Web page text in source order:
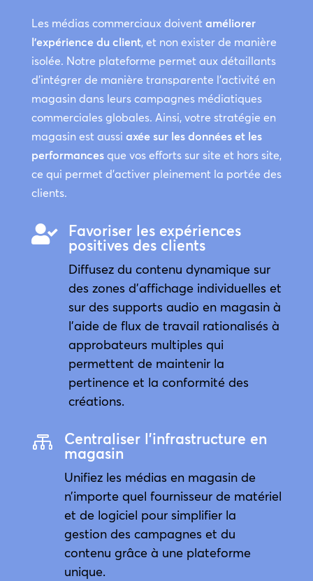
Les médias commerciaux doivent améliorer
l’expérience du client, et non exister de manière
isolée. Notre plateforme permet aux détaillants
d’intégrer de manière transparente l’activité en
magasin dans leurs campagnes médiatiques
commerciales globales. Ainsi, votre stratégie en
magasin est aussi axée sur les données et les
performancesque vos efforts sur site et hors site,
ce qui permet d’activer pleinement la portée des
clients.

Favoriser les expériences
positives des clients
Diffusez du contenu dynamique sur
des zones d’affichage individuelles et
sur des supports audio en magasin à
l’aide de flux de travail rationalisés à
approbateurs multiples qui
permettent de maintenir la
pertinence et la conformité des
créations.

Centraliser l'infrastructure en
magasin
Unifiez les médias en magasin de
n’importe quel fournisseur de matériel
et de logiciel pour simplifier la
gestion des campagnes et du
contenu grâce à une plateforme
unique.